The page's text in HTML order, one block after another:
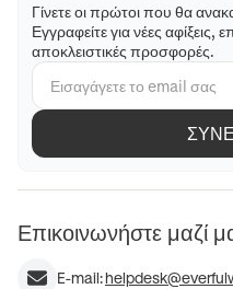
Γίνετε οι πρώτοι που θα
Εγγραφείτε για νέες αφίξεις,
αποκλειστικές προσφορές.
Επικοινωνήστε μαζί
E-mail: